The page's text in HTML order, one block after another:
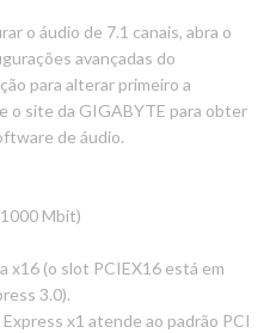
o áudio de 7.1 canais, abra o
avançadas do
para alterar primeiro a
o site da GIGABYTE para obter
de áudio.
Mbit)
x16 (o slot PCIEX16 está em
3.0).
x1 atende ao padrão PCI